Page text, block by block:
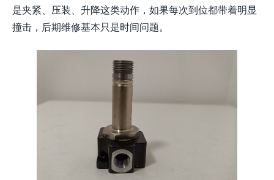
是夹紧、压装、升降这类动作，如果每次到位都带着明显
撞击，后期维修基本只是时间问题。